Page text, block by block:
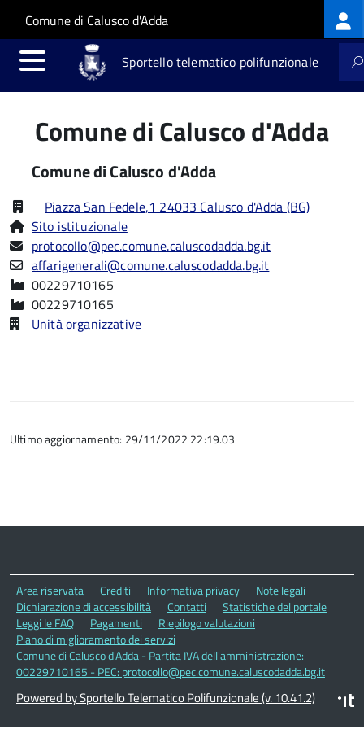
Salta al contenuto principale
Skip to site navigation
Comune di Calusco d'Adda
Sportello telematico polifunzionale
Comune di Calusco d'Adda
Comune di Calusco d'Adda
Piazza San Fedele,1 24033 Calusco d'Adda (BG)
Sito istituzionale
protocollo@pec.comune.caluscodadda.bg.it
affarigenerali@comune.caluscodadda.bg.it
00229710165
00229710165
Unità organizzative
Ultimo aggiornamento: 29/11/2022 22:19.03
Area riservata Crediti Informativa privacy
Note legali
Dichiarazione di accessibilità
Contatti
Statistiche del portale
Leggi le FAQ
Pagamenti
Riepilogo valutazioni
Piano di miglioramento dei servizi
Comune di Calusco d'Adda - Partita IVA dell'amministrazione:
00229710165 - PEC: protocollo@pec.comune.caluscodadda.bg.it
Powered by Sportello Telematico Polifunzionale (v. 10.41.2)